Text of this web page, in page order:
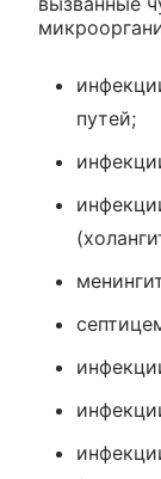
путей;